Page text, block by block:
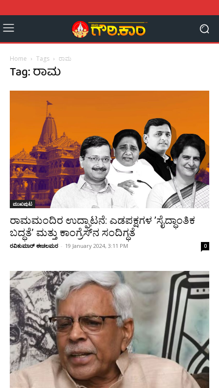
Home Tags ರಾಮ
Tag: ರಾಮ
ಮುಖಪುಟ
ರಾಮಮಂದಿರ ಉದ್ಘಾಟನೆ: ಎಡಪಕ್ಷಗಳ ’ಸೈದ್ಧಾಂತಿಕ
ಬದ್ಧತೆ’ ಮತ್ತು ಕಾಂಗ್ರೆಸ್‌ನ ಸಂದಿಗ್ಧತೆ
ರವಿಕುಮಾರ್ ಈಚಲಮರ - 19 January 2024, 3:11 PM 0